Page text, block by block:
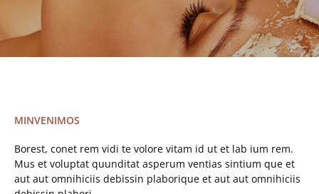
MINVENIMOS
Borest, conet rem vidi te volore vitam id ut et lab ium rem.
Mus et voluptat quunditat asperum ventias sintium que et
aut aut omnihiciis debissin plaborique et aut aut omnihiciis